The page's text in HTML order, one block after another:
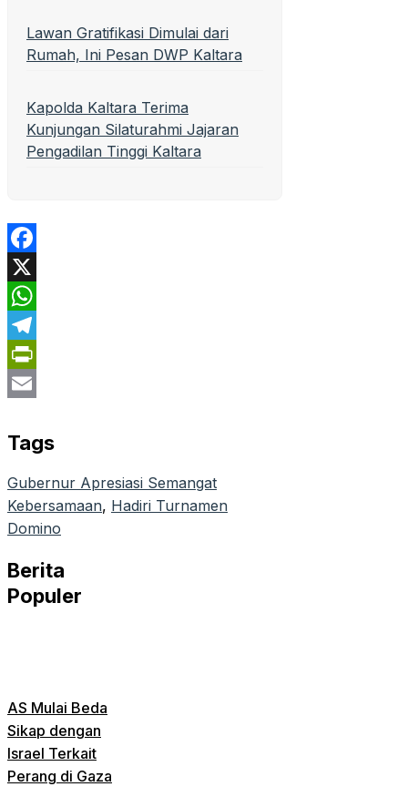
Lawan Gratifikasi Dimulai dari
Rumah, Ini Pesan DWP Kaltara
Kapolda Kaltara Terima
Kunjungan Silaturahmi Jajaran
Pengadilan Tinggi Kaltara
Facebook
X
WhatsApp
Telegram
PrintFriendly
Tags
Gubernur Apresiasi Semangat
Kebersamaan, Hadiri Turnamen
Domino
Berita
Populer
AS Mulai Beda
Sikap dengan
Israel Terkait
Perang di Gaza